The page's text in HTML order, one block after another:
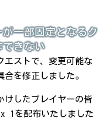
が一部固定となるク
できない
エストで、変更可能な
を修正しました。
けしたプレイヤーの皆
1を配布いたしました